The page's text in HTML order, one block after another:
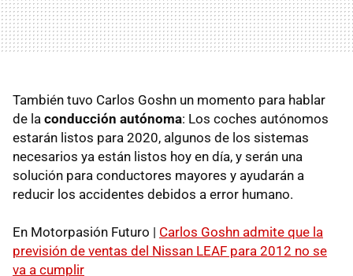
También tuvo Carlos Goshn un momento para hablar
de la conducción autónoma: Los coches autónomos
estarán listos para 2020, algunos de los sistemas
necesarios ya están listos hoy en día, y serán una
solución para conductores mayores y ayudarán a
reducir los accidentes debidos a error humano.
En Motorpasión Futuro | Carlos Goshn admite que la
previsión de ventas del Nissan LEAF para 2012 no se
va a cumplir